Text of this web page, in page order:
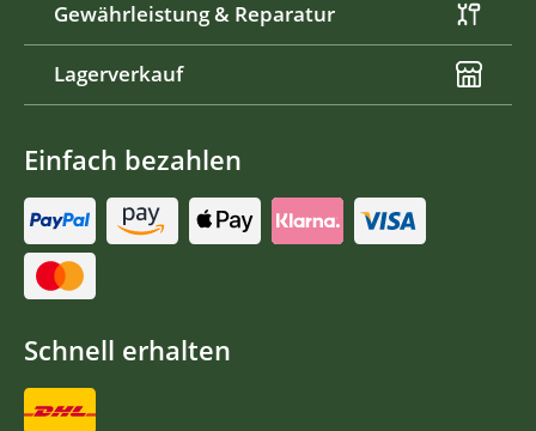
Gewährleistung & Reparatur
Lagerverkauf
Einfach bezahlen
Schnell erhalten